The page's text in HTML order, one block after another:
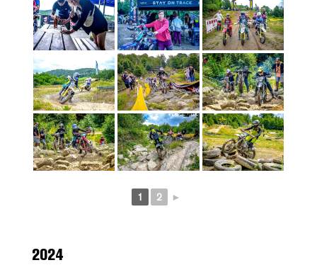
1 2 ►
2024